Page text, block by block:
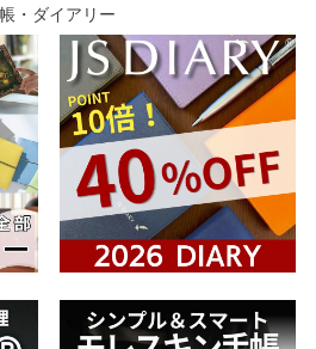
・ダイアリー